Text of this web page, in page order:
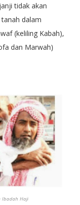
tidak akan
dalam
(keliling Kabah),
dan Marwah)
Ibadah Haji